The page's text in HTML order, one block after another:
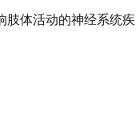
肢体活动的神经系统疾